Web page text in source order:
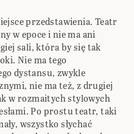
przedstawienia. Teatr
w epoce i nie ma ani
sali, która by się tak
Nie ma tego
dystansu, zwykle
nie ma też, z drugiej
w rozmaitych stylowych
Po prostu teatr, taki
wszystko słychać